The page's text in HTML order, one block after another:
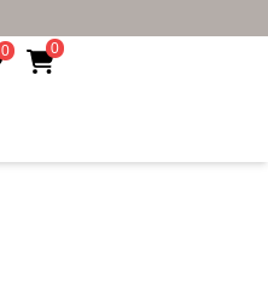
0 0